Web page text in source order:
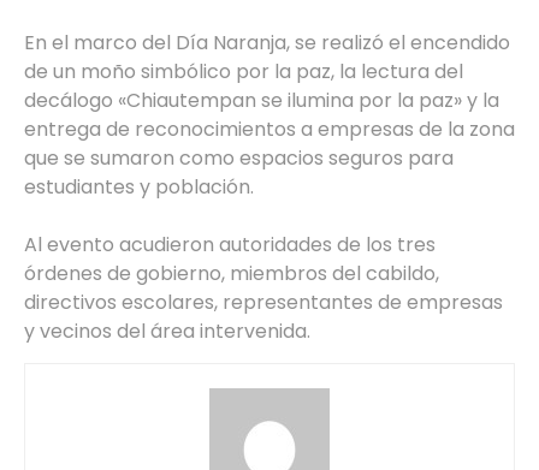
En el marco del Día Naranja, se realizó el encendido
de un moño simbólico por la paz, la lectura del
decálogo «Chiautempan se ilumina por la paz» y la
entrega de reconocimientos a empresas de la zona
que se sumaron como espacios seguros para
estudiantes y población.
Al evento acudieron autoridades de los tres
órdenes de gobierno, miembros del cabildo,
directivos escolares, representantes de empresas
y vecinos del área intervenida.